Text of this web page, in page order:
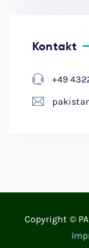
Kontakt
+49
Copyright ©